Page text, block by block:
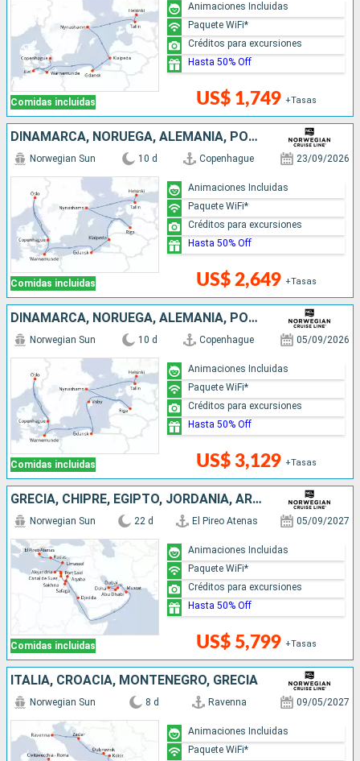
Comidas incluidas US$ 1,749 +Tasas
Animaciones Incluidas
Paquete WiFi*
Créditos para excursiones
Hasta 50% Off
DINAMARCA, NORUEGA, ALEMANIA, POLONIA, LITUANIA, LETONIA, SUECIA, ESTONIA, FINLANDIA
Comidas incluidas
Norwegian Sun 10 d Copenhague 23/09/2026
US$ 2,649 +Tasas
Animaciones Incluidas
Paquete WiFi*
Créditos para excursiones
Hasta 50% Off
DINAMARCA, NORUEGA, ALEMANIA, POLONIA, LETONIA, SUECIA, ESTONIA, FINLANDIA
Comidas incluidas
Norwegian Sun 10 d Copenhague 05/09/2026
US$ 3,129 +Tasas
Animaciones Incluidas
Paquete WiFi*
Créditos para excursiones
Hasta 50% Off
GRECIA, CHIPRE, EGIPTO, JORDANIA, ARABIA SAUDÍ, OMAN, QATAR, EMIRATOS ÁRABES UNIDOS
Comidas incluidas
Norwegian Sun 22 d El Pireo Atenas 05/09/2027
US$ 5,799 +Tasas
Animaciones Incluidas
Paquete WiFi*
Créditos para excursiones
Hasta 50% Off
ITALIA, CROACIA, MONTENEGRO, GRECIA
Norwegian Sun 8 d Ravenna 09/05/2027
Animaciones Incluidas
Paquete WiFi*